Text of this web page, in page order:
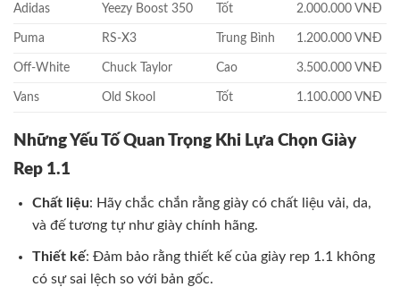
Adidas Yeezy Boost 350 Tốt 2.000.000 VNĐ
Puma RS-X3 Trung Bình 1.200.000 VNĐ
Off-White Chuck Taylor Cao 3.500.000 VNĐ
Vans Old Skool Tốt 1.100.000 VNĐ
Những Yếu Tố Quan Trọng Khi Lựa Chọn Giày
Rep 1.1
Chất liệu: Hãy chắc chắn rằng giày có chất liệu vải, da,
và đế tương tự như giày chính hãng.
Thiết kế: Đảm bảo rằng thiết kế của giày rep 1.1 không
có sự sai lệch so với bản gốc.